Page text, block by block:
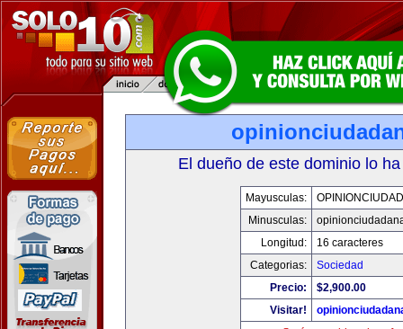
El dueño de este dominio lo
Mayusculas:
Minusculas:
Longitud:
16 caracteres
Categorias:
Sociedad
Precio:
$2,900.00
Visitar!